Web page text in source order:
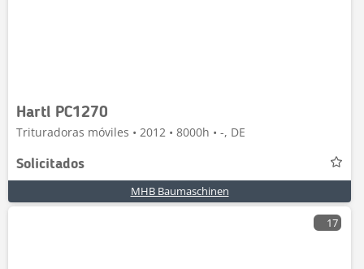
Hartl PC1270
Trituradoras móviles • 2012 • 8000h • -, DE
Solicitados
MHB Baumaschinen
17